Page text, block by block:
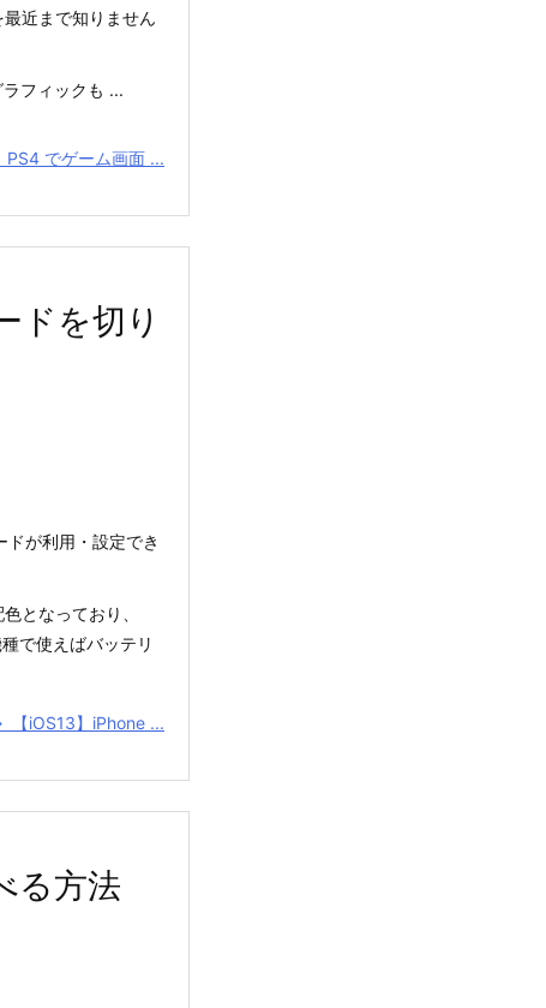
近まで知りません
フィックも ...
PS4 でゲーム画面 ...
ドを切り
が利用・設定でき
となっており、
で使えばバッテリ
【iOS13】iPhone ...
る方法